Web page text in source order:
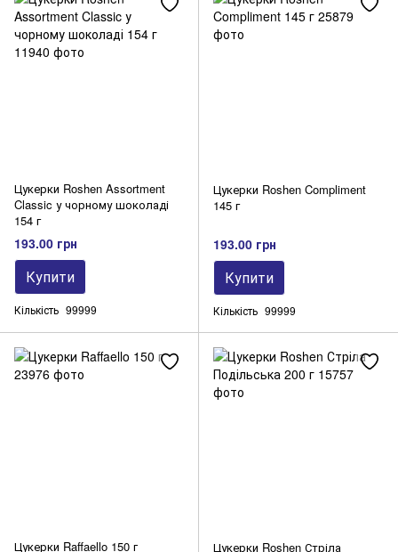
Цукерки Roshen Assortment
Classic у чорному шоколаді
154 г
193.00 грн
Купити
Кількість 99999
Цукерки Roshen Compliment
145 г
193.00 грн
Купити
Кількість 99999
Цукерки Raffaello 150 г
Цукерки Roshen Стріла